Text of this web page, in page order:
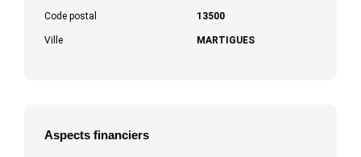
Code postal 13500
Ville MARTIGUES
Aspects financiers